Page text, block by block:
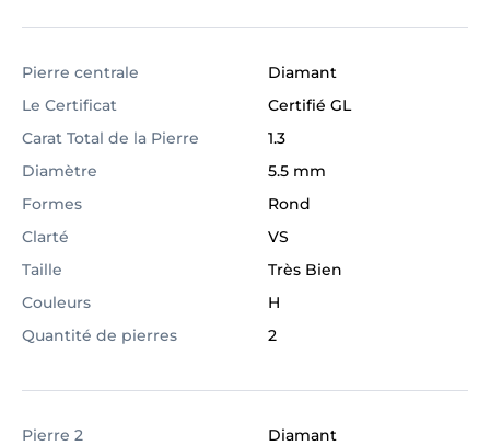
Pierre centrale
Diamant
Le Certificat
Certifié GL
Carat Total de la Pierre
1.3
Diamètre
5.5 mm
Formes
Rond
Clarté
VS
Taille
Très Bien
Couleurs
H
Quantité de pierres
2
Pierre 2
Diamant